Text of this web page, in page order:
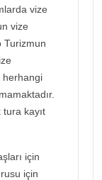
vize
vize
Turizmun
herhangi
kayıt
için
için